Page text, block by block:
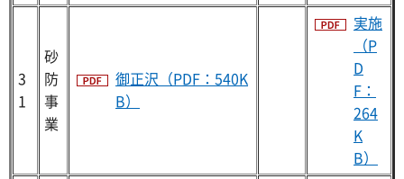
3
1
砂
防
事
業
御正沢（PDF：540K
B）
実施
（P
D
F：
264
K
B）